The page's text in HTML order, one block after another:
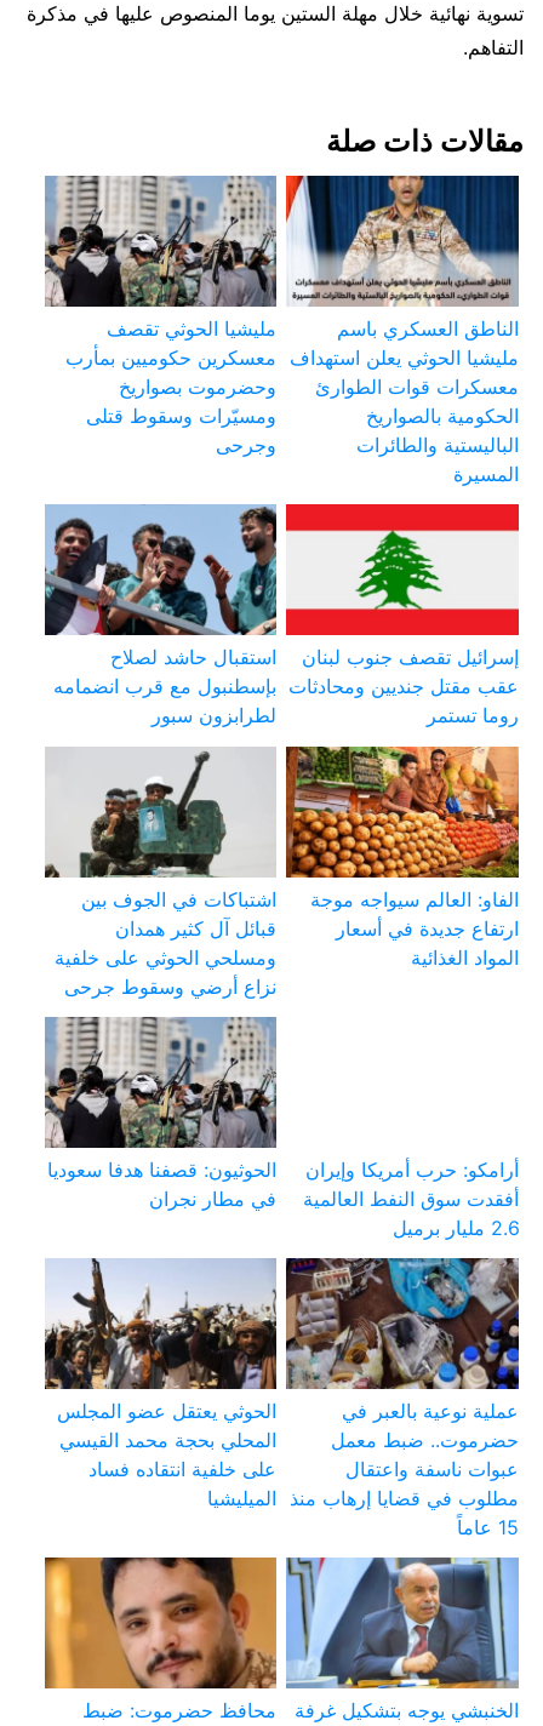
تسوية ⁠نهائية ​خلال مهلة الستين يوما ​المنصوص عليها في مذكرة
التفاهم.
مقالات ذات صلة
الناطق العسكري باسم
مليشيا الحوثي يعلن استهداف
معسكرات قوات الطوارئ
الحكومية بالصواريخ
الباليستية والطائرات
المسيرة
مليشيا الحوثي تقصف
معسكرين حكوميين بمأرب
وحضرموت بصواريخ
ومسيّرات وسقوط قتلى
وجرحى
إسرائيل تقصف جنوب لبنان
عقب مقتل جنديين ومحادثات
روما تستمر
استقبال حاشد لصلاح
بإسطنبول مع قرب انضمامه
لطرابزون سبور
الفاو: العالم سيواجه موجة
ارتفاع جديدة في أسعار
المواد الغذائية
اشتباكات في الجوف بين
قبائل آل كثير همدان
ومسلحي الحوثي على خلفية
نزاع أرضي وسقوط جرحى
أرامكو: حرب أمريكا وإيران
أفقدت سوق النفط العالمية
2.6 مليار برميل
الحوثيون: قصفنا هدفا سعوديا
في مطار نجران
عملية نوعية بالعبر في
حضرموت.. ضبط معمل
عبوات ناسفة واعتقال
مطلوب في قضايا إرهاب منذ
15 عاماً
الحوثي يعتقل عضو المجلس
المحلي بحجة محمد القيسي
على خلفية انتقاده فساد
الميليشيا
الخنبشي يوجه بتشكيل غرفة
محافظ حضرموت: ضبط